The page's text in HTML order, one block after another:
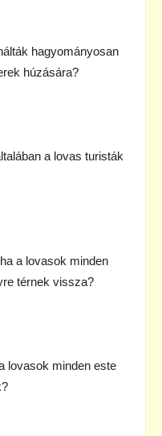
hagyományosan
húzására?
a lovas turisták
a lovasok minden
térnek vissza?
lovasok minden este